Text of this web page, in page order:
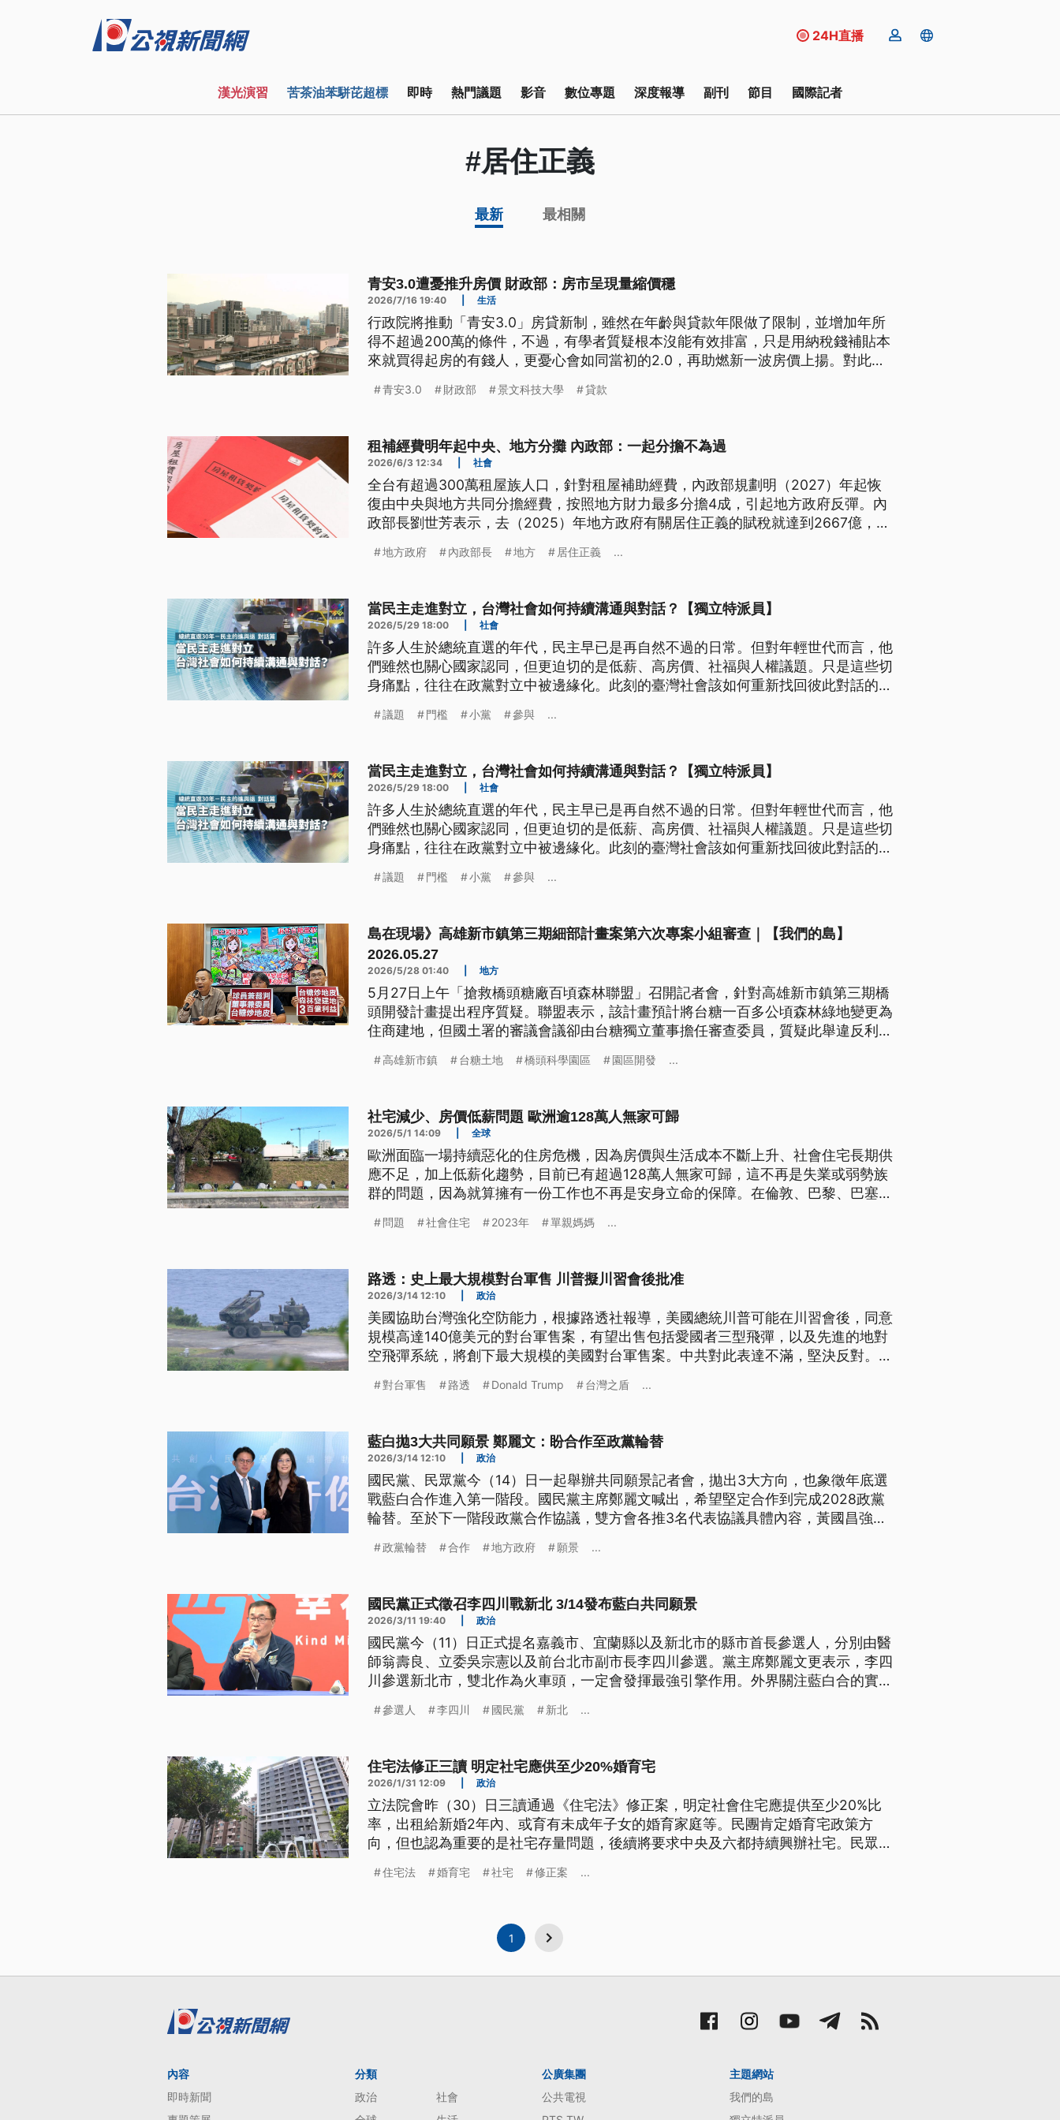
24H直播
漢光演習 苦茶油苯駢芘超標 即時 熱門議題 影音 數位專題 深度報導 副刊 節目 國際記者
#居住正義
最新 最相關
青安3.0遭憂推升房價 財政部：房市呈現量縮價穩
2026/7/16 19:40 生活
行政院將推動「青安3.0」房貸新制，雖然在年齡與貸款年限做了限制，並增加年所
得不超過200萬的條件，不過，有學者質疑根本沒能有效排富，只是用納稅錢補貼本
來就買得起房的有錢人，更憂心會如同當初的2.0，再助燃新一波房價上揚。對此，
控，應該不會再燒起來。
青安3.0 財政部 景文科技大學 貸款
租補經費明年起中央、地方分攤 內政部：一起分擔不為過
2026/6/3 12:34 社會
全台有超過300萬租屋族人口，針對租屋補助經費，內政部規劃明（2027）年起恢
復由中央與地方共同分擔經費，按照地方財力最多分擔4成，引起地方政府反彈。內
政部長劉世芳表示，去（2025）年地方政府有關居住正義的賦稅就達到2667億，一
地方政府 內政部長 地方 居住正義 ...
當民主走進對立，台灣社會如何持續溝通與對話？【獨立特派員】
2026/5/29 18:00 社會
許多人生於總統直選的年代，民主早已是再自然不過的日常。但對年輕世代而言，他
們雖然也關心國家認同，但更迫切的是低薪、高房價、社福與人權議題。只是這些切
身痛點，往往在政黨對立中被邊緣化。此刻的臺灣社會該如何重新找回彼此對話的可
議題 門檻 小黨 參與 ...
當民主走進對立，台灣社會如何持續溝通與對話？【獨立特派員】
2026/5/29 18:00 社會
許多人生於總統直選的年代，民主早已是再自然不過的日常。但對年輕世代而言，他
們雖然也關心國家認同，但更迫切的是低薪、高房價、社福與人權議題。只是這些切
身痛點，往往在政黨對立中被邊緣化。此刻的臺灣社會該如何重新找回彼此對話的可
議題 門檻 小黨 參與 ...
島在現場》高雄新市鎮第三期細部計畫案第六次專案小組審查｜【我們的島】
2026.05.27
2026/5/28 01:40 地方
5月27日上午「搶救橋頭糖廠百頃森林聯盟」召開記者會，針對高雄新市鎮第三期橋
頭開發計畫提出程序質疑。聯盟表示，該計畫預計將台糖一百多公頃森林綠地變更為
住商建地，但國土署的審議會議卻由台糖獨立董事擔任審查委員，質疑此舉違反利益
署則回應，為確保審查公正客觀，原會議主持人已主動自行迴避並請假。
高雄新市鎮 台糖土地 橋頭科學園區 園區開發 ...
社宅減少、房價低薪問題 歐洲逾128萬人無家可歸
2026/5/1 14:09 全球
歐洲面臨一場持續惡化的住房危機，因為房價與生活成本不斷上升、社會住宅長期供
應不足，加上低薪化趨勢，目前已有超過128萬人無家可歸，這不再是失業或弱勢族
群的問題，因為就算擁有一份工作也不再是安身立命的保障。在倫敦、巴黎、巴塞隆
問題 社會住宅 2023年 單親媽媽 ...
路透：史上最大規模對台軍售 川普擬川習會後批准
2026/3/14 12:10 政治
美國協助台灣強化空防能力，根據路透社報導，美國總統川普可能在川習會後，同意
規模高達140億美元的對台軍售案，有望出售包括愛國者三型飛彈，以及先進的地對
空飛彈系統，將創下最大規模的美國對台軍售案。中共對此表達不滿，堅決反對。總
構「台灣之盾」雛型。
對台軍售 路透 Donald Trump 台灣之盾 ...
藍白拋3大共同願景 鄭麗文：盼合作至政黨輪替
2026/3/14 12:10 政治
國民黨、民眾黨今（14）日一起舉辦共同願景記者會，拋出3大方向，也象徵年底選
戰藍白合作進入第一階段。國民黨主席鄭麗文喊出，希望堅定合作到完成2028政黨
輪替。至於下一階段政黨合作協議，雙方會各推3名代表協議具體內容，黃國昌強
政黨輪替 合作 地方政府 願景 ...
國民黨正式徵召李四川戰新北 3/14發布藍白共同願景
2026/3/11 19:40 政治
國民黨今（11）日正式提名嘉義市、宜蘭縣以及新北市的縣市首長參選人，分別由醫
師翁壽良、立委吳宗憲以及前台北市副市長李四川參選。黨主席鄭麗文更表示，李四
川參選新北市，雙北作為火車頭，一定會發揮最強引擎作用。外界關注藍白合的實質
同召開「願景發布會」。
參選人 李四川 國民黨 新北 ...
住宅法修正三讀 明定社宅應供至少20%婚育宅
2026/1/31 12:09 政治
立法院會昨（30）日三讀通過《住宅法》修正案，明定社會住宅應提供至少20%比
率，出租給新婚2年內、或育有未成年子女的婚育家庭等。民團肯定婚育宅政策方
向，但也認為重要的是社宅存量問題，後續將要求中央及六都持續興辦社宅。民眾則
住宅法 婚育宅 社宅 修正案 ...
1
內容
即時新聞
分類
政治
社會
公廣集團
公共電視
主題網站
我們的島